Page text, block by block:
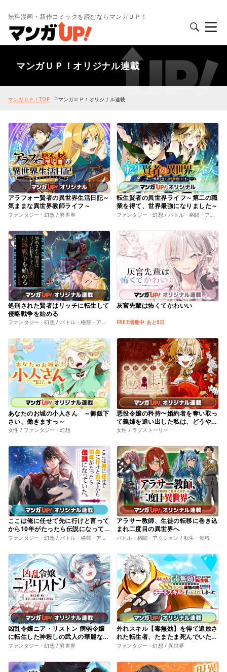
無料漫画・新作コミックを読むならマンガＵＰ！
マンガＵＰ！オリジナル連載
マンガＵＰ！TOP >マンガＵＰ！オリジナル連載
アラフォー賢者の異世界生活日記～
気ままな異世界教師ライフ～
ファンタジー・幻想 / 異世界
転生賢者の異世界ライフ～第二の職
業を得て、世界最強になりました～
処刑された賢者はリッチに転生して
侵略戦争を始める
ファンタジー・幻想 / バトル・格闘・アクション
灰宮先輩は怖くてかわいい
FREE増量中:あと8日
あなたのお城の小人さん ～御飯下
さい、働きますっ～
女性 / ファンタジー・幻想
悪役令嬢の矜持〜婚約者を奪い取っ
て義姉を追い出した私は、どうやら
今から破滅するようです。〜
女性 / ラブストーリー
ここは俺に任せて先に行けと言って
から10年がたったら伝説になって
いた。
ファンタジー・幻想 / バトル・格闘・アクション
アラサー教師、生徒の転移に巻き込
まれ二度目の異世界へ
バトル・格闘・アクション / 転生・転移
凶乱令嬢ニア・リストン 病弱令嬢
に転生した神殺しの武人の華麗なる
無双録
ファンタジー・幻想 / 異世界
外れスキル【毒無効】を得て追放さ
れた転生者、たまたま死んでいた
SSSランクの魔物の肉（猛毒）を食
まった
ファンタジー・幻想 / 異世界